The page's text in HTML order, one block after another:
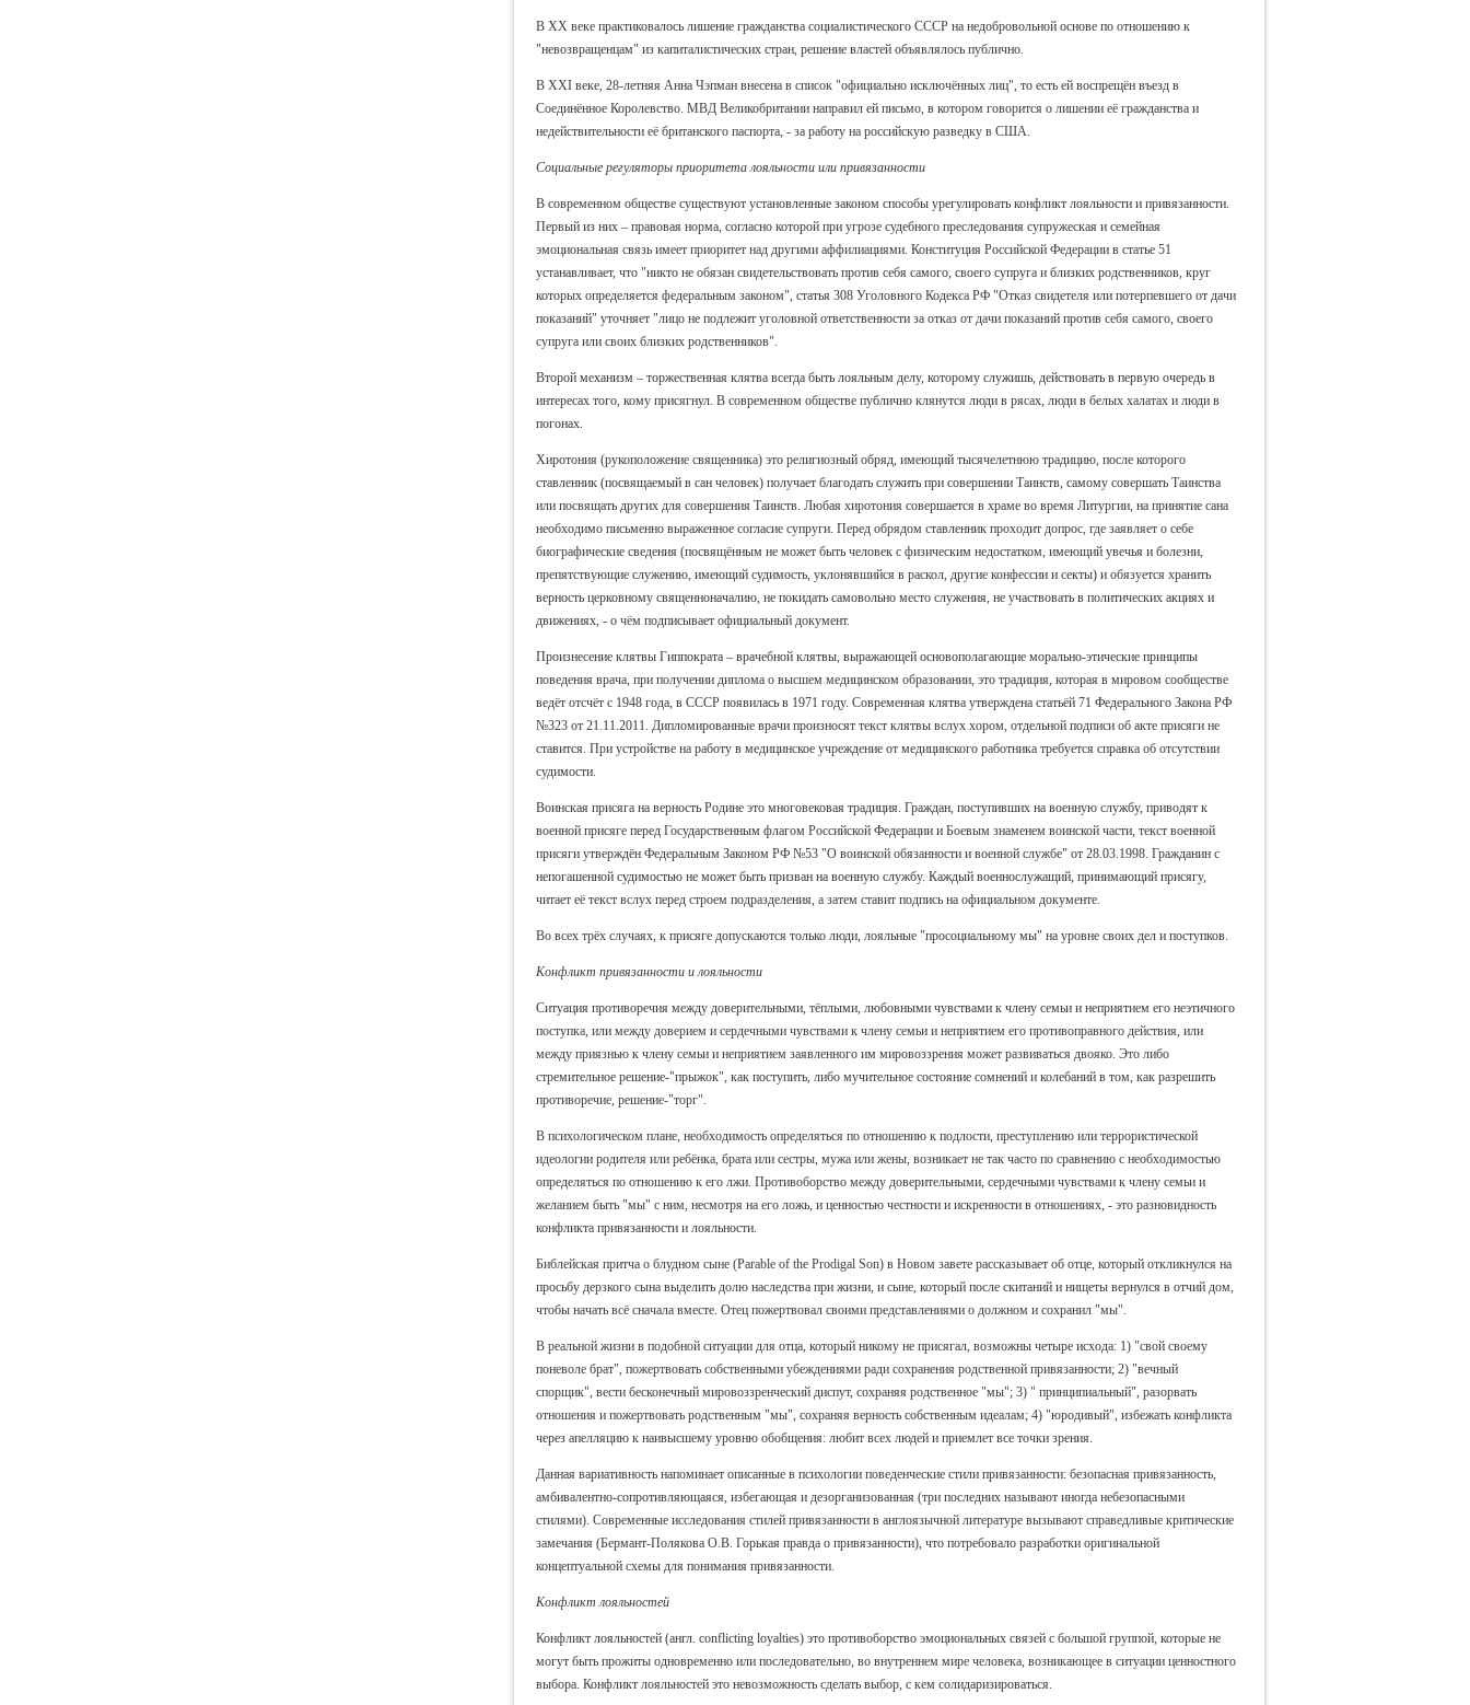
В XX веке практиковалось лишение гражданства социалистического СССР на недобровольной основе по отношению к
"невозвращенцам" из капиталистических стран, решение властей объявлялось публично.
В XXI веке, 28-летняя Анна Чэпман внесена в список "официально исключённых лиц", то есть ей воспрещён въезд в
Соединённое Королевство. МВД Великобритании направил ей письмо, в котором говорится о лишении её гражданства и
недействительности её британского паспорта, - за работу на российскую разведку в США.
Социальные регуляторы приоритета лояльности или привязанности
В современном обществе существуют установленные законом способы урегулировать конфликт лояльности и привязанности.
Первый из них – правовая норма, согласно которой при угрозе судебного преследования супружеская и семейная
эмоциональная связь имеет приоритет над другими аффилиациями. Конституция Российской Федерации в статье 51
устанавливает, что "никто не обязан свидетельствовать против себя самого, своего супруга и близких родственников, круг
которых определяется федеральным законом", статья 308 Уголовного Кодекса РФ "Отказ свидетеля или потерпевшего от дачи
показаний" уточняет "лицо не подлежит уголовной ответственности за отказ от дачи показаний против себя самого, своего
супруга или своих близких родственников".
Второй механизм – торжественная клятва всегда быть лояльным делу, которому служишь, действовать в первую очередь в
интересах того, кому присягнул. В современном обществе публично клянутся люди в рясах, люди в белых халатах и люди в
погонах.
Хиротония (рукоположение священника) это религиозный обряд, имеющий тысячелетнюю традицию, после которого
ставленник (посвящаемый в сан человек) получает благодать служить при совершении Таинств, самому совершать Таинства
или посвящать других для совершения Таинств. Любая хиротония совершается в храме во время Литургии, на принятие сана
необходимо письменно выраженное согласие супруги. Перед обрядом ставленник проходит допрос, где заявляет о себе
биографические сведения (посвящённым не может быть человек с физическим недостатком, имеющий увечья и болезни,
препятствующие служению, имеющий судимость, уклонявшийся в раскол, другие конфессии и секты) и обязуется хранить
верность церковному священноначалию, не покидать самовольно место служения, не участвовать в политических акциях и
движениях, - о чём подписывает официальный документ.
Произнесение клятвы Гиппократа – врачебной клятвы, выражающей основополагающие морально-этические принципы
поведения врача, при получении диплома о высшем медицинском образовании, это традиция, которая в мировом сообществе
ведёт отсчёт с 1948 года, в СССР появилась в 1971 году. Современная клятва утверждена статьёй 71 Федерального Закона РФ
№323 от 21.11.2011. Дипломированные врачи произносят текст клятвы вслух хором, отдельной подписи об акте присяги не
ставится. При устройстве на работу в медицинское учреждение от медицинского работника требуется справка об отсутствии
судимости.
Воинская присяга на верность Родине это многовековая традиция. Граждан, поступивших на военную службу, приводят к
военной присяге перед Государственным флагом Российской Федерации и Боевым знаменем воинской части, текст военной
присяги утверждён Федеральным Законом РФ №53 "О воинской обязанности и военной службе" от 28.03.1998. Гражданин с
непогашенной судимостью не может быть призван на военную службу. Каждый военнослужащий, принимающий присягу,
читает её текст вслух перед строем подразделения, а затем ставит подпись на официальном документе.
Во всех трёх случаях, к присяге допускаются только люди, лояльные "просоциальному мы" на уровне своих дел и поступков.
Конфликт привязанности и лояльности
Ситуация противоречия между доверительными, тёплыми, любовными чувствами к члену семьи и неприятием его неэтичного
поступка, или между доверием и сердечными чувствами к члену семьи и неприятием его противоправного действия, или
между приязнью к члену семьи и неприятием заявленного им мировоззрения может развиваться двояко. Это либо
стремительное решение-"прыжок", как поступить, либо мучительное состояние сомнений и колебаний в том, как разрешить
противоречие, решение-"торг".
В психологическом плане, необходимость определяться по отношению к подлости, преступлению или террористической
идеологии родителя или ребёнка, брата или сестры, мужа или жены, возникает не так часто по сравнению с необходимостью
определяться по отношению к его лжи. Противоборство между доверительными, сердечными чувствами к члену семьи и
желанием быть "мы" с ним, несмотря на его ложь, и ценностью честности и искренности в отношениях, - это разновидность
конфликта привязанности и лояльности.
Библейская притча о блудном сыне (Parable of the Prodigal Son) в Новом завете рассказывает об отце, который откликнулся на
просьбу дерзкого сына выделить долю наследства при жизни, и сыне, который после скитаний и нищеты вернулся в отчий дом,
чтобы начать всё сначала вместе. Отец пожертвовал своими представлениями о должном и сохранил "мы".
В реальной жизни в подобной ситуации для отца, который никому не присягал, возможны четыре исхода: 1) "свой своему
поневоле брат", пожертвовать собственными убеждениями ради сохранения родственной привязанности; 2) "вечный
спорщик", вести бесконечный мировоззренческий диспут, сохраняя родственное "мы"; 3) " принципиальный", разорвать
отношения и пожертвовать родственным "мы", сохраняя верность собственным идеалам; 4) "юродивый", избежать конфликта
через апелляцию к наивысшему уровню обобщения: любит всех людей и приемлет все точки зрения.
Данная вариативность напоминает описанные в психологии поведенческие стили привязанности: безопасная привязанность,
амбивалентно-сопротивляющаяся, избегающая и дезорганизованная (три последних называют иногда небезопасными
стилями). Современные исследования стилей привязанности в англоязычной литературе вызывают справедливые критические
замечания (Бермант-Полякова О.В. Горькая правда о привязанности), что потребовало разработки оригинальной
концептуальной схемы для понимания привязанности.
Конфликт лояльностей
Конфликт лояльностей (англ. conflicting loyalties) это противоборство эмоциональных связей с большой группой, которые не
могут быть прожиты одновременно или последовательно, во внутреннем мире человека, возникающее в ситуации ценностного
выбора. Конфликт лояльностей это невозможность сделать выбор, с кем солидаризироваться.